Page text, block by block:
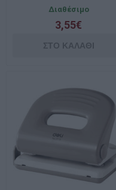
Διαθέσιμο
3,55€